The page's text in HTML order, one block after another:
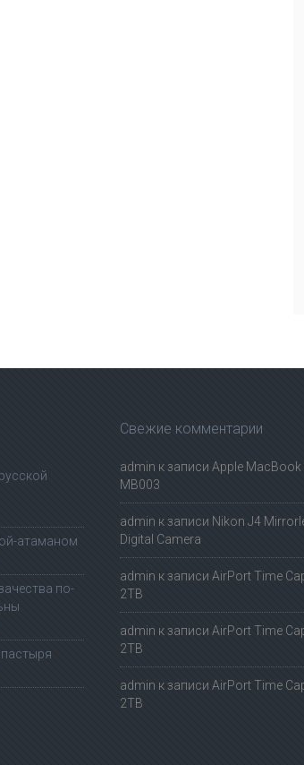
атаманом
по-
Свежие комментарии
admin к записи Apple MacBook
MB003
admin к записи Nikon J4
Digital Camera
admin к записи AirPort Time
2TB
admin к записи AirPort Time
2TB
admin к записи AirPort Time
2TB